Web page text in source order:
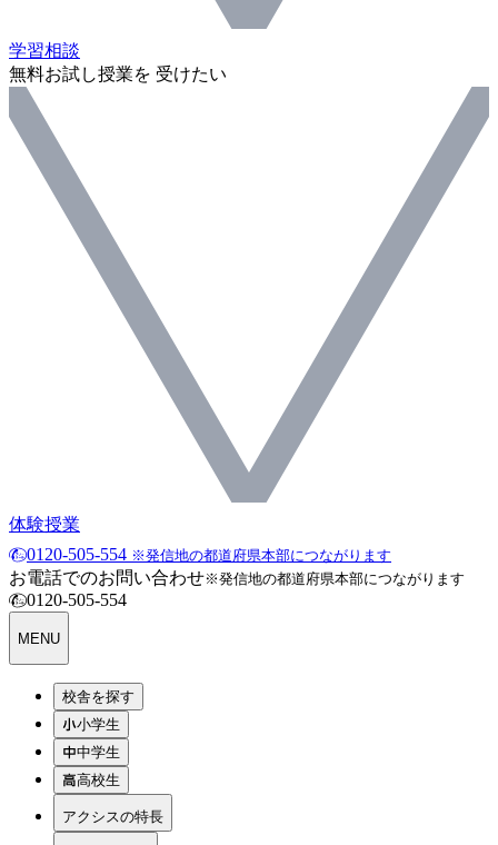
学習相談
無料お試し授業を 受けたい
体験授業
0120-505-554 ※発信地の都道府県本部につながります
お電話でのお問い合わせ※発信地の都道府県本部につながります
0120-505-554
MENU
校舎を探す
小学生
中学生
高校生
アクシスの特長